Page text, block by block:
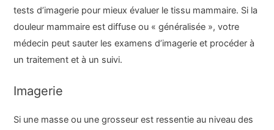
tests d’imagerie pour mieux évaluer le tissu mammaire. Si la
douleur mammaire est diffuse ou « généralisée », votre
médecin peut sauter les examens d’imagerie et procéder à
un traitement et à un suivi.
Imagerie
Si une masse ou une grosseur est ressentie au niveau des